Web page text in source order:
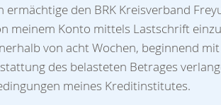
ermächtige den BRK Kreisverband
meinem Konto mittels Lastschrift
von acht Wochen, beginnend
des belasteten Betrages
meines Kreditinstitutes.